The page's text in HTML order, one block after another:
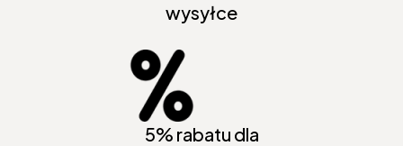
wysyłce
5% rabatu dla